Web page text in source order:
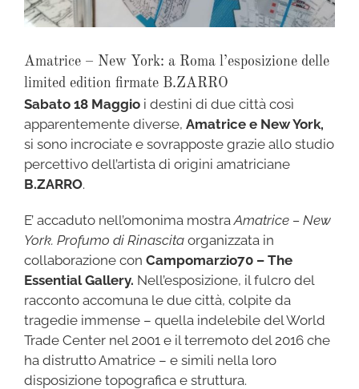
Amatrice – New York: a Roma l’esposizione delle
limited edition firmate B.ZARRO
Sabato 18 Maggio i destini di due città così
apparentemente diverse, Amatrice e New York,
si sono incrociate e sovrapposte grazie allo studio
percettivo dell’artista di origini amatriciane
B.ZARRO.
E’ accaduto nell’omonima mostra Amatrice – New
York. Profumo di Rinascita organizzata in
collaborazione con Campomarzio70 – The
Essential Gallery. Nell’esposizione, il fulcro del
racconto accomuna le due città, colpite da
tragedie immense – quella indelebile del World
Trade Center nel 2001 e il terremoto del 2016 che
ha distrutto Amatrice – e simili nella loro
disposizione topografica e struttura.